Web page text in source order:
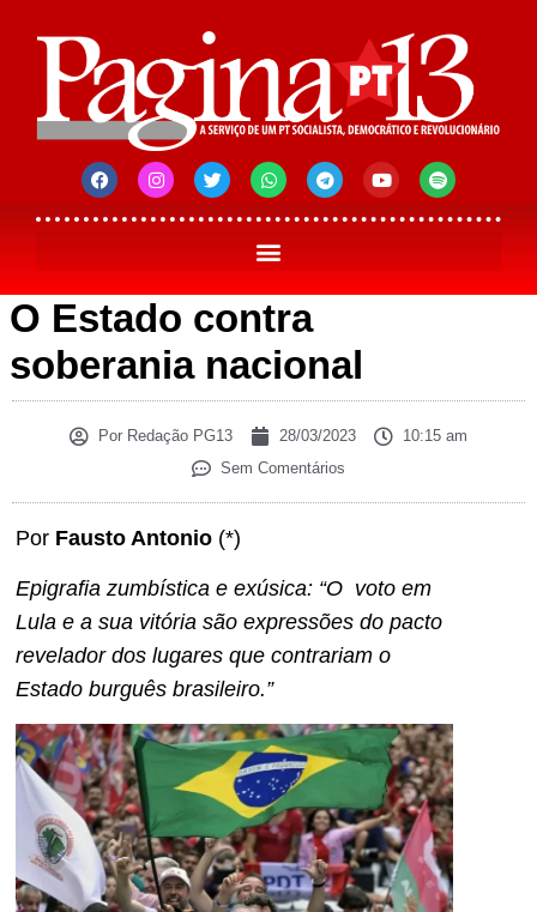
O Estado contra
soberania nacional
Por Redação PG13 28/03/2023
10:15 am
Sem Comentários
Por Fausto Antonio (*)
Epigrafia zumbística e exúsica: “O voto em
Lula e a sua vitória são expressões do pacto
revelador dos lugares que contrariam o
Estado burguês brasileiro.”